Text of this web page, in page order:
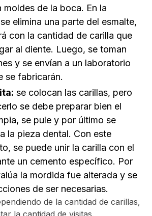
moldes de la boca. En la
elimina una parte del esmalte,
con la cantidad de carilla que
al diente. Luego, se toman
y se envían a un laboratorio
se fabricarán.
se colocan las carillas, pero
se debe preparar bien el
se pule y por último se
la pieza dental. Con este
se puede unir la carilla con el
un cemento específico. Por
la mordida fue alterada y se
de ser necesarias.
de la cantidad de carillas,
la cantidad de visitas.